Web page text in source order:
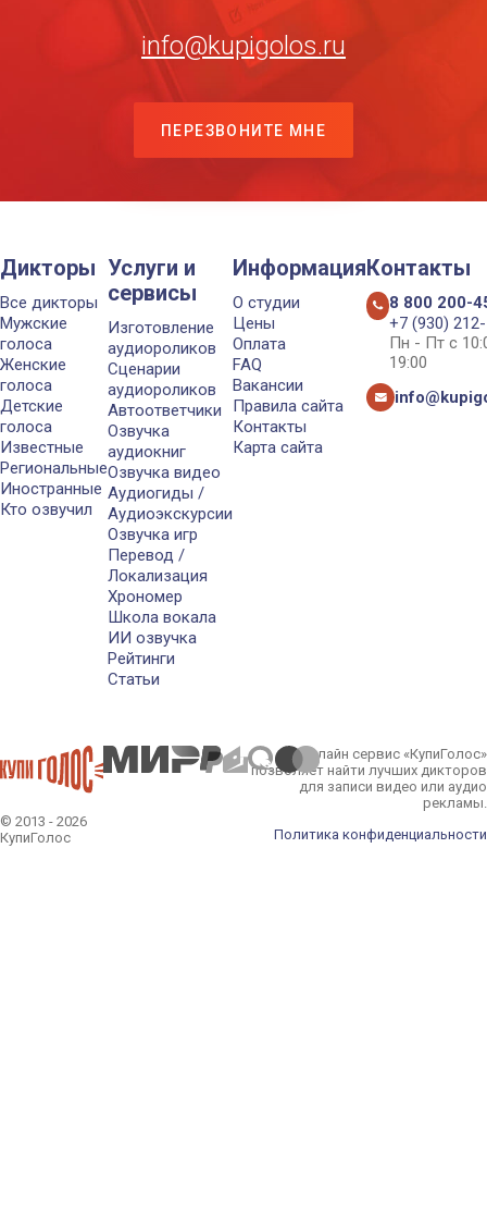
info@kupigolos.ru
ПЕРЕЗВОНИТЕ МНЕ
Дикторы
Все дикторы
Мужские
голоса
Женские
голоса
Детские
голоса
Известные
Региональные
Иностранные
Кто озвучил
Услуги и
сервисы
Изготовление
аудиороликов
Сценарии
аудиороликов
Автоответчики
Озвучка
аудиокниг
Озвучка видео
Аудиогиды /
Аудиоэкскурсии
Озвучка игр
Перевод /
Локализация
Хрономер
Школа вокала
ИИ озвучка
Рейтинги
Статьи
Информация
О студии
Цены
Оплата
FAQ
Вакансии
Правила сайта
Контакты
Карта сайта
Контакты
8 800 200-
+7 (930)
Пн - Пт с
19:00
© 2013 - 2026
КупиГолос
Онлайн сервис «КупиГолос»
позволяет найти лучших дикторов
для записи видео или аудио
рекламы.
Политика конфиденциальности